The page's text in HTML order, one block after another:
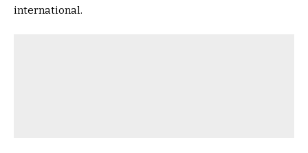
international.